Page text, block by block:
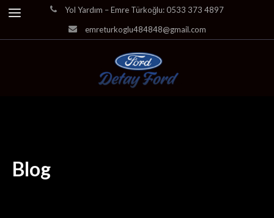
Yol Yardım – Emre Türkoğlu: 0533 373 4897
emreturkoglu484848@gmail.com
Blog